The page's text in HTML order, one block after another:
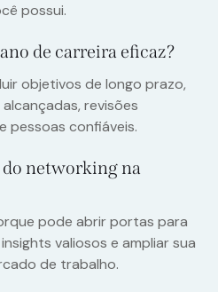
possui.
de carreira eficaz?
objetivos de longo prazo,
revisões
pessoas confiáveis.
do networking na
pode abrir portas para
valiosos e ampliar sua
de trabalho.